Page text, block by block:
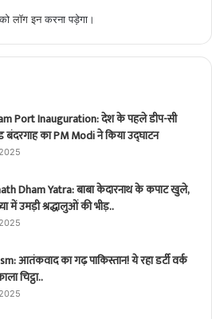
लॉग इनकरना पड़ेगा।
Port Inauguration: देश के पहले डीप-सी
का PM Modi ने किया उद्घाटन
Dham Yatra: बाबा केदारनाथ के कपाट खुले,
में उमड़ी श्रद्धालुओं की भीड़..
आतंकवाद का गढ़ पाकिस्तान! ये रहा डर्टी वर्क
चिट्ठा..